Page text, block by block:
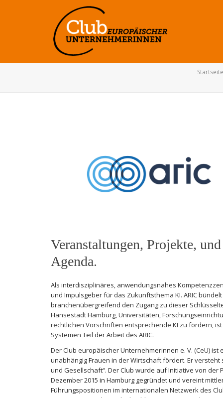
Startseite
Veranstaltungen, Projekte,
Agenda.
Als interdisziplinäres, anwendungsnahes
und Impulsgeber für das Zukunftsthema KI. ARIC
branchenübergreifend den Zugang zu dieser
Hansestadt Hamburg, Universitäten,
rechtlichen Vorschriften entsprechende KI zu fördern,
Systemen Teil der Arbeit des ARIC.
Der Club europäischer Unternehmerinnen e. V. (CeU)
unabhängig Frauen in der Wirtschaft fördert. Er
und Gesellschaft“. Der Club wurde auf Initiative von
Dezember 2015 in Hamburg gegründet und vereint
Führungspositionen im internationalen Netzwerk des